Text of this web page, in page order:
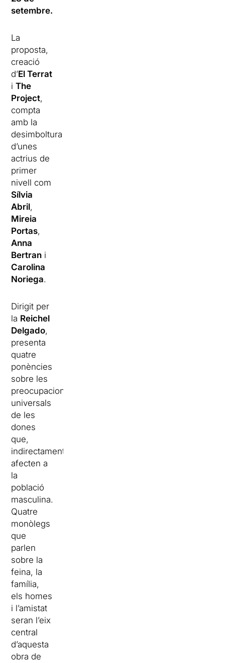
setembre.
La
proposta,
creació
d’El Terrat
iThe
Project,
compta
amb la
desimboltura
d’unes
actrius de
primer
nivell com
Sílvia
Abril,
Mireia
Portas,
Anna
Bertran i
Carolina
Noriega.
Dirigit per
la Reichel
Delgado,
presenta
quatre
ponències
sobre les
preocupacions
universals
de les
dones
que,
indirectament,
afecten a
la
població
masculina.
Quatre
monòlegs
que
parlen
sobre la
feina, la
família,
els homes
i l’amistat
seran l’eix
central
d’aquesta
obra de